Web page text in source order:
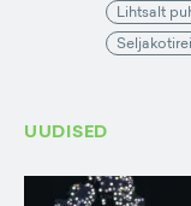
Lihtsalt
UUDISED